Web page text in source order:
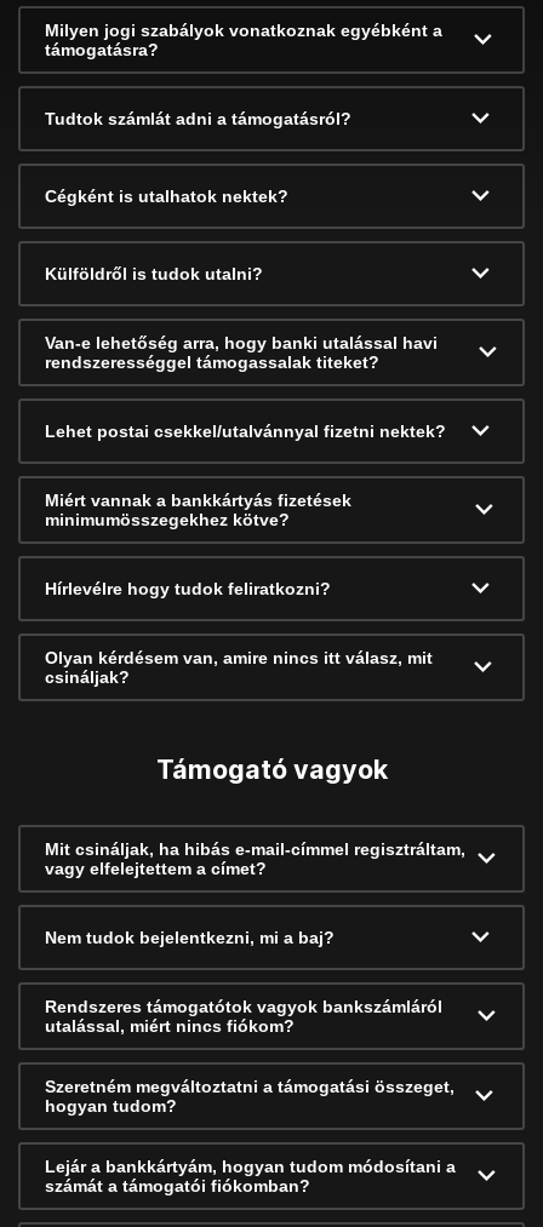
Milyen jogi szabályok vonatkoznak egyébként a
támogatásra?
Tudtok számlát adni a támogatásról?
Cégként is utalhatok nektek?
Külföldről is tudok utalni?
Van-e lehetőség arra, hogy banki utalással havi
rendszerességgel támogassalak titeket?
Lehet postai csekkel/utalvánnyal fizetni nektek?
Miért vannak a bankkártyás fizetések
minimumösszegekhez kötve?
Hírlevélre hogy tudok feliratkozni?
Olyan kérdésem van, amire nincs itt válasz, mit
csináljak?
Támogató vagyok
Mit csináljak, ha hibás e-mail-címmel regisztráltam,
vagy elfelejtettem a címet?
Nem tudok bejelentkezni, mi a baj?
Rendszeres támogatótok vagyok bankszámláról
utalással, miért nincs fiókom?
Szeretném megváltoztatni a támogatási összeget,
hogyan tudom?
Lejár a bankkártyám, hogyan tudom módosítani a
számát a támogatói fiókomban?